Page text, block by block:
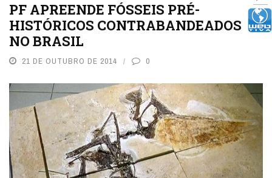
PF APREENDE FÓSSEIS PRÉ-
HISTÓRICOS CONTRABANDEADOS
NO BRASIL
21 DE OUTUBRO DE 2014 0